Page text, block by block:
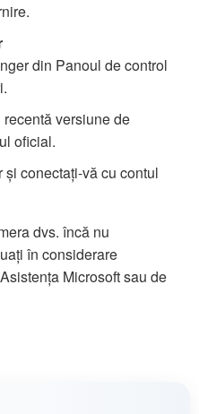
din Panoul de control
versiune de
oficial.
și conectați-vă cu contul
dvs. încă nu
în considerare
Microsoft sau de